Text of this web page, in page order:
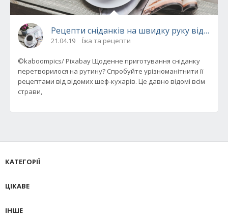
Рецепти сніданків на швидку руку від
21.04.19 Їжа та рецепти
©kaboompics/ Pixabay Щоденне приготування сніданку
перетворилося на рутину? Спробуйте урізноманітнити її
рецептами від відомих шеф-кухарів. Це давно відомі всім
страви,
КАТЕГОРІЇ
ЦІКАВЕ
ІНШЕ